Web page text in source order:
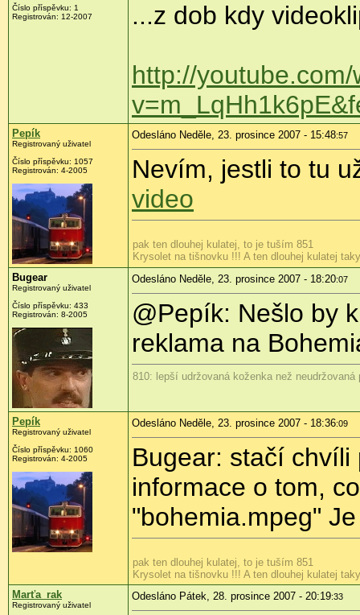
Číslo příspěvku: 1
Registrován: 12-2007
...z dob kdy
http://youtube.com/
Pepík
Registrovaný uživatel
Číslo příspěvku: 1057
Registrován: 4-2005
Odesláno Neděle, 23. prosince 2007 - 15:48:57
Nevím, jestli to tu
video
pak ten dlouhej kulatej, to je tuším 851
Krysolet na tišnovku !!! A ten dlouhej kulatej
Bugear
Registrovaný uživatel
Číslo příspěvku: 433
Registrován: 8-2005
Odesláno Neděle, 23. prosince 2007 - 18:20:07
@Pepík: Nešlo by
reklama na
810: lepší udržovaná koženka než
Pepík
Registrovaný uživatel
Číslo příspěvku: 1060
Registrován: 4-2005
Odesláno Neděle, 23. prosince 2007 - 18:36:09
Bugear: stačí
informace o tom,
"bohemia.mpeg"
pak ten dlouhej kulatej, to je tuším 851
Krysolet na tišnovku !!! A ten dlouhej kulatej
Marťa_rak
Registrovaný uživatel
Odesláno Pátek, 28. prosince 2007 - 20:19:33